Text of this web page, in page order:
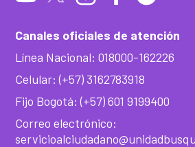
Canales oficiales de atención
Línea Nacional: 018000-162226
Celular: (+57) 3162783918
Fijo Bogotá: (+57) 601 9199400
Correo electrónico: